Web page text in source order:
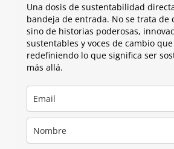
Una dosis de sustentabilidad
bandeja de entrada. No se trata de
sino de historias poderosas,
sustentables y voces de cambio
redefiniendo lo que significa ser
más allá.